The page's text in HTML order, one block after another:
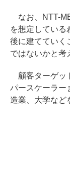
なお、NTT-
を想定している
後に建てていく
ではないかと考
顧客ターゲッ
パースケーラー
造業、大学など